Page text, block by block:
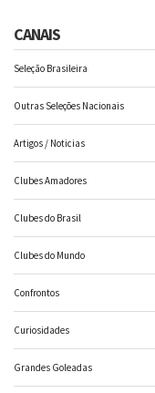
CANAIS
Seleção Brasileira
Outras Seleções Nacionais
Artigos / Noticias
Clubes Amadores
Clubes do Brasil
Clubes do Mundo
Confrontos
Curiosidades
Grandes Goleadas